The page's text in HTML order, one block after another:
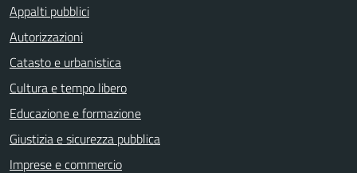
Appalti pubblici
Autorizzazioni
Catasto e urbanistica
Cultura e tempo libero
Educazione e formazione
Giustizia e sicurezza pubblica
Imprese e commercio